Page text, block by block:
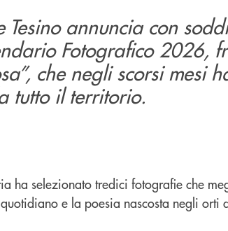
Tesino annuncia con
Fotografico 2026,
che negli scorsi mesi
tutto il territorio.
ha selezionato tredici fotografie che
e la poesia nascosta negli orti